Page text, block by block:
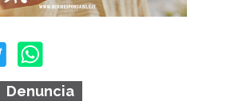
Denuncia